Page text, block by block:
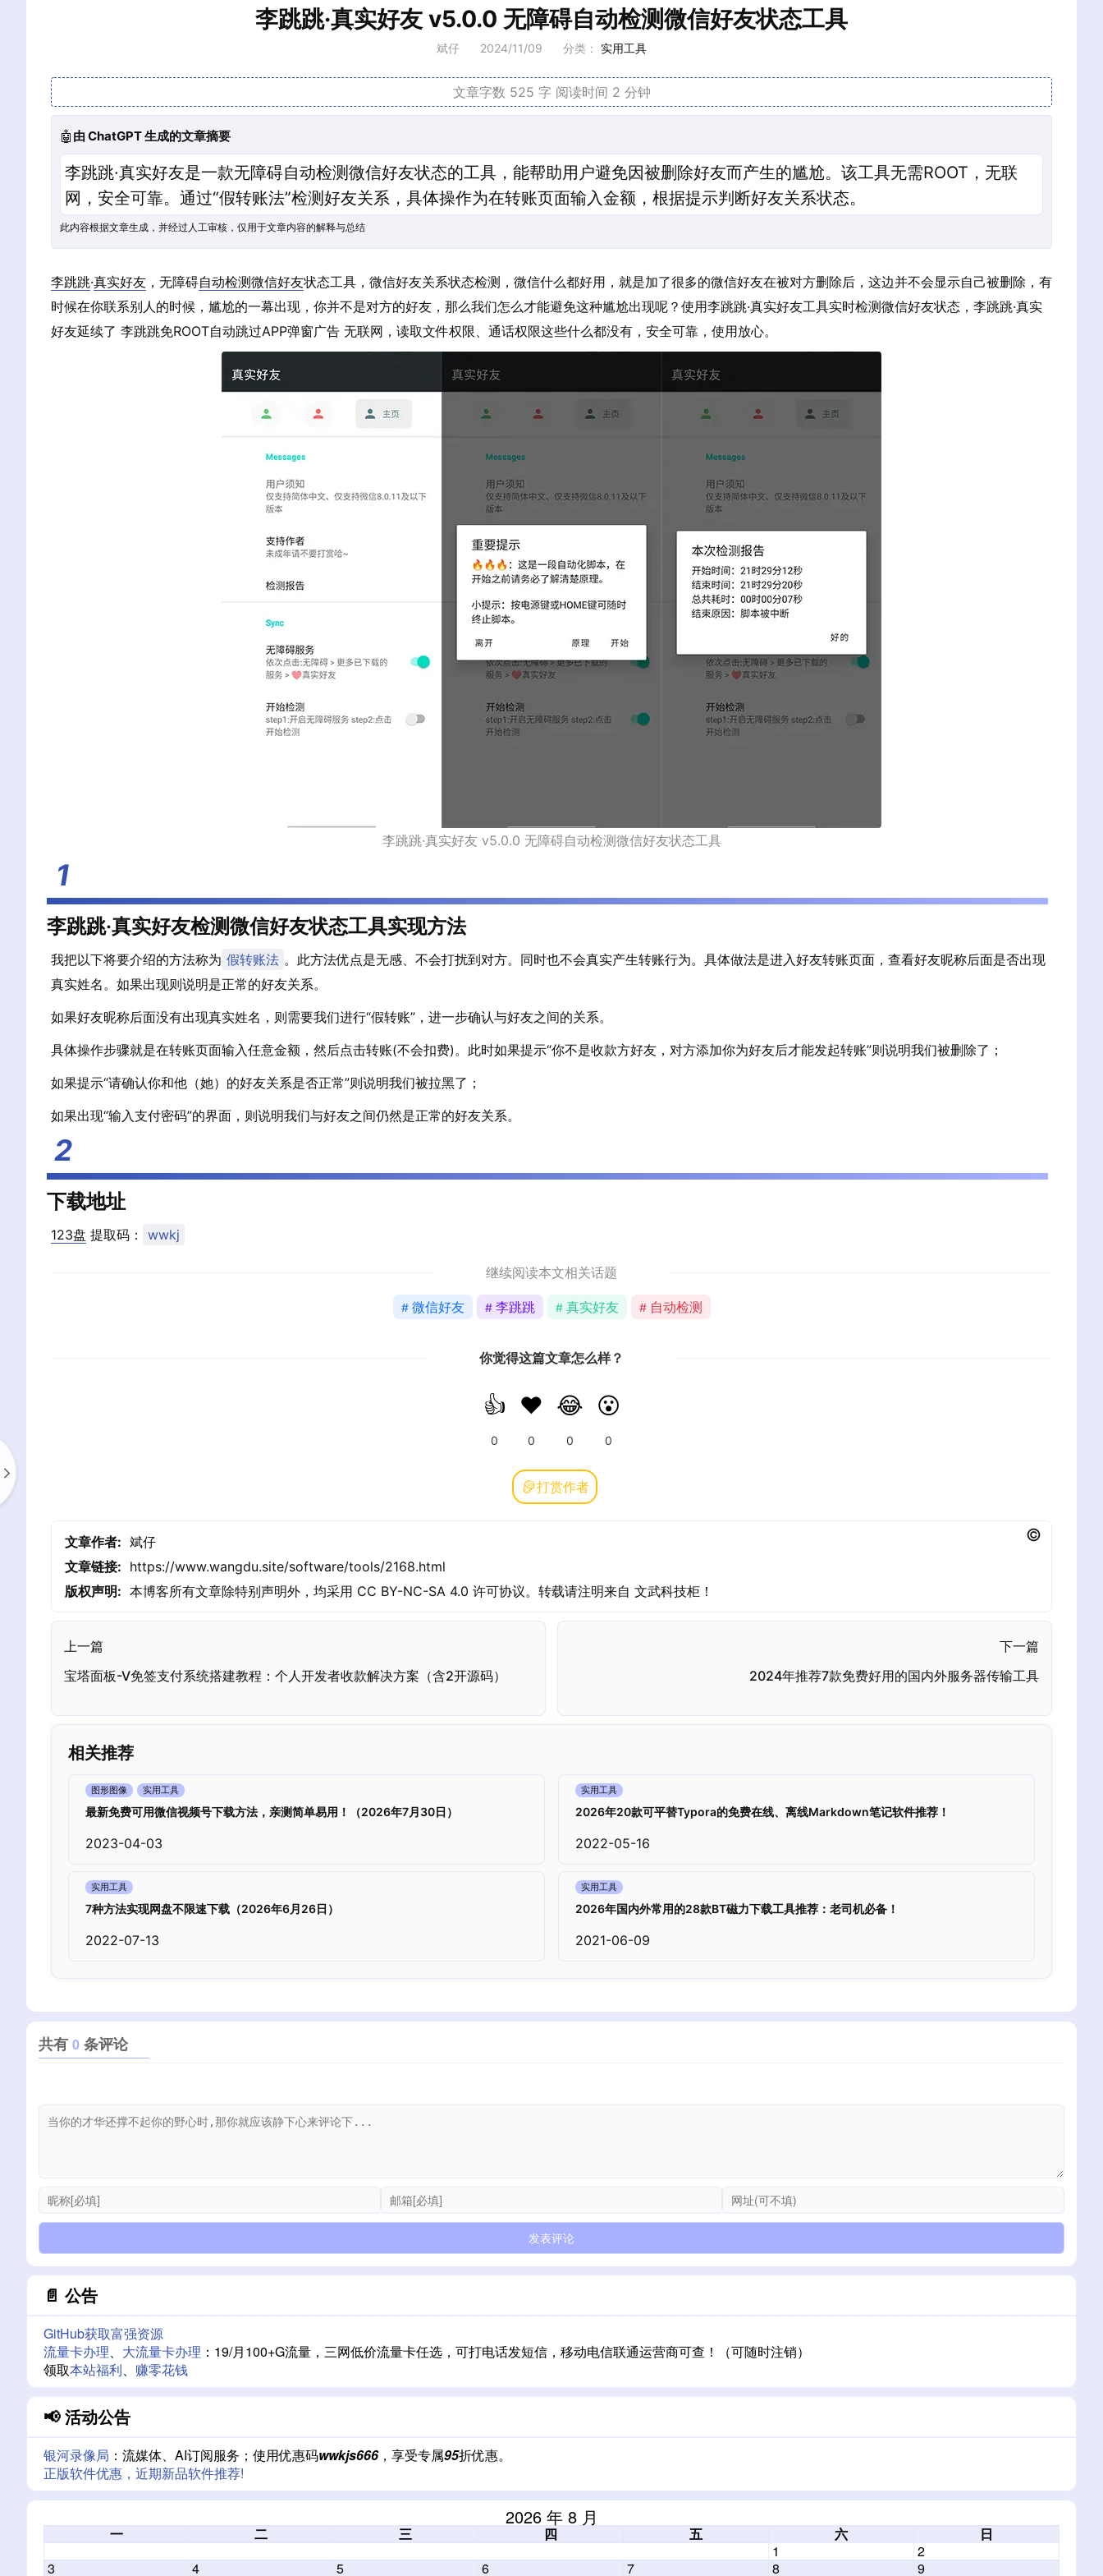
李跳跳·真实好友 v5.0.0 无障碍自动检测微信好友状态工具
斌仔 2024/11/09 分类： 实用工具
文章字数 525 字 阅读时间 2 分钟
🤖 由 ChatGPT 生成的文章摘要
李跳跳·真实好友是一款无障碍自动检测微信好友状态的工具，能帮助用户避免因被删除好友而产生的尴尬。该工具无需ROOT，无联
网，安全可靠。通过“假转账法”检测好友关系，具体操作为在转账页面输入金额，根据提示判断好友关系状态。
此内容根据文章生成，并经过人工审核，仅用于文章内容的解释与总结
李跳跳·真实好友 ，无障碍自动检测微信好友状态工具，微信好友关系状态检测，微信什么都好用，就是加了很多的微信好友在被对方删除后，这边并不会显示自己被删除，有
时候在你联系别人的时候，尴尬的一幕出现，你并不是对方的好友，那么我们怎么才能避免这种尴尬出现呢？使用李跳跳·真实好友工具实时检测微信好友状态，李跳跳·真实
好友延续了 李跳跳免ROOT自动跳过APP弹窗广告 无联网，读取文件权限、通话权限这些什么都没有，安全可靠，使用放心。
李跳跳·真实好友 v5.0.0 无障碍自动检测微信好友状态工具
李跳跳·真实好友检测微信好友状态工具实现方法
我把以下将要介绍的方法称为 假转账法 。此方法优点是无感、不会打扰到对方。同时也不会真实产生转账行为。具体做法是进入好友转账页面，查看好友昵称后面是否出现
真实姓名。如果出现则说明是正常的好友关系。
如果好友昵称后面没有出现真实姓名，则需要我们进行“假转账”，进一步确认与好友之间的关系。
具体操作步骤就是在转账页面输入任意金额，然后点击转账(不会扣费)。此时如果提示“你不是收款方好友，对方添加你为好友后才能发起转账”则说明我们被删除了；
如果提示“请确认你和他（她）的好友关系是否正常”则说明我们被拉黑了；
如果出现“输入支付密码”的界面，则说明我们与好友之间仍然是正常的好友关系。
下载地址
123盘 提取码： wwkj
继续阅读本文相关话题
微信好友 李跳跳 真实好友 自动检测
你觉得这篇文章怎么样？
👍
0
❤️
0
😂
0
😮
0
打赏作者
文章作者: 斌仔
文章链接: https://www.wangdu.site/software/tools/2168.html
版权声明: 本博客所有文章除特别声明外，均采用 CC BY-NC-SA 4.0 许可协议。转载请注明来自 文武科技柜 ！
上一篇
宝塔面板-V免签支付系统搭建教程：个人开发者收款解决方案（含2开源码）
下一篇
2024年推荐7款免费好用的国内外服务器传输工具
相关推荐
图形图像 实用工具
最新免费可用微信视频号下载方法，亲测简单易用！（2026年7月30日）
2023-04-03
实用工具
2026年20款可平替Typora的免费在线、离线Markdown笔记软件推荐！
2022-05-16
实用工具
7种方法实现网盘不限速下载（2026年6月26日）
2022-07-13
实用工具
2026年国内外常用的28款BT磁力下载工具推荐：老司机必备！
2021-06-09
共有 0 条评论
📄 公告
GitHub获取富强资源
流量卡办理、 大流量卡办理 ：19/月100+G流量，三网低价流量卡任选，可打电话发短信，移动电信联通运营商可查！（可随时注销）
领取本站福利、 赚零花钱
📢 活动公告
银河录像局 ：流媒体、AI订阅服务；使用优惠码wwkjs666，享受专属95折优惠。
正版软件优惠，近期新品软件推荐!
2026 年 8 月
一 二 三 四 五 六
日
1
2
3
4 5 6 7 8 9